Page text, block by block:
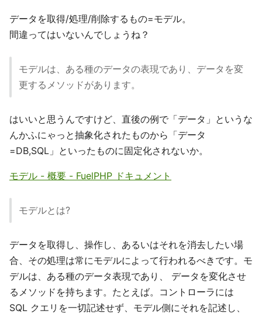
データを取得/処理/削除するもの=モデル。
間違ってはいないんでしょうね？
モデルは、ある種のデータの表現であり、データを変
更するメソッドがあります。
はいいと思うんですけど、直後の例で「データ」というな
んかふにゃっと抽象化されたものから「データ
=DB,SQL」といったものに固定化されないか。
モデル - 概要 - FuelPHP ドキュメント
モデルとは?
データを取得し、操作し、あるいはそれを消去したい場
合、その処理は常にモデルによって行われるべきです。モ
デルは、ある種のデータ表現であり、 データを変化させ
るメソッドを持ちます。たとえば。コントローラには
SQL クエリを一切記述せず、モデル側にそれを記述し、